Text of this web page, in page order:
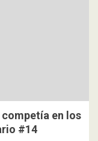
en los
#14